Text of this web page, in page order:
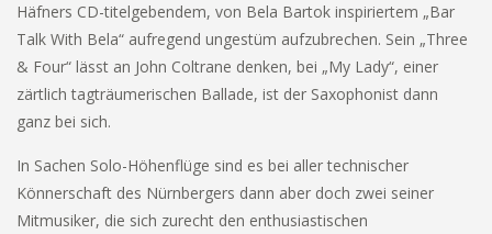
Häfners CD-titelgebendem, von Bela Bartok inspiriertem „Bar
Talk With Bela“ aufregend ungestüm aufzubrechen. Sein „Three
& Four“ lässt an John Coltrane denken, bei „My Lady“, einer
zärtlich tagträumerischen Ballade, ist der Saxophonist dann
ganz bei sich.
In Sachen Solo-Höhenflüge sind es bei aller technischer
Könnerschaft des Nürnbergers dann aber doch zwei seiner
Mitmusiker, die sich zurecht den enthusiastischen